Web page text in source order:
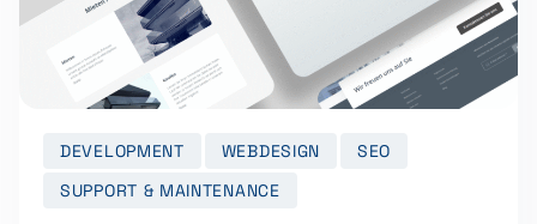
DEVELOPMENT WEBDESIGN
SEO
SUPPORT & MAINTENANCE